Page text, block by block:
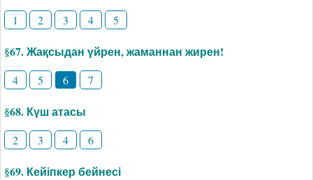
1 2 3 4 5
§67. Жақсыдан үйрен, жаманнан жирен!
4 5 6 7
§68. Күш атасы
2 3 4 6
§69. Кейіпкер бейнесі